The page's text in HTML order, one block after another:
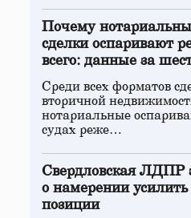
Почему
сделки оспаривают
всего: данные за
Среди всех форматов
вторичной
нотариальные
судах реже…
Свердловская ЛДПР
о намерении усилить
позиции